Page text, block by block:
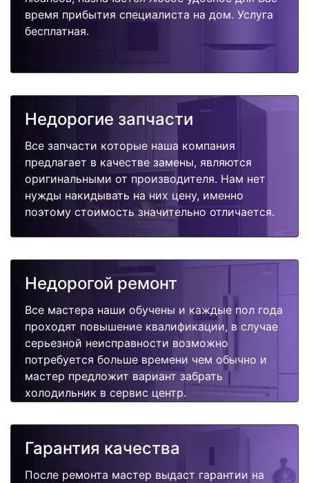
время прибытия специалиста на дом. Услуга
бесплатная.
Недорогие запчасти
Все запчасти которые наша компания
предлагает в качестве замены, являются
оригинальными от производителя. Нам нет
нужды накидывать на них цену, именно
поэтому стоимость значительно отличается.
Недорогой ремонт
Все мастера наши обучены и каждые пол года
проходят повышение квалификации, в случае
серьезной неисправности возможно
потребуется больше времени чем обычно и
мастер предложит вариант забрать
холодильник в сервис центр.
Гарантия качества
После ремонта мастер выдаст гарантии на